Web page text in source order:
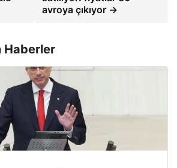
avroya çıkıyor →
Haberler